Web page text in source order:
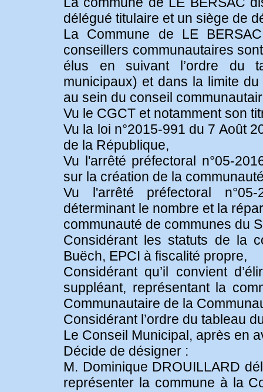
délégué titulaire et un siège de
La Commune de LE
conseillers communautaires
élus en suivant l’ordre du
municipaux) et dans la limite
au sein du conseil
Vu le CGCT et notamment son
Vu la loi n°2015-991 du 7 Août
de la République,
Vu l'arrêté préfectoral n°05-
sur la création de la
Vu l'arrêté préfectoral
déterminant le nombre et la
communauté de communes du
Considérant les statuts de la
Buëch, EPCI à fiscalité propre,
Considérant qu’il convient
suppléant, représentant la
Communautaire de la
Considérant l’ordre du tableau
Le Conseil Municipal, après en
Décide de désigner :
M. Dominique DROUILLARD
représenter la commune à la